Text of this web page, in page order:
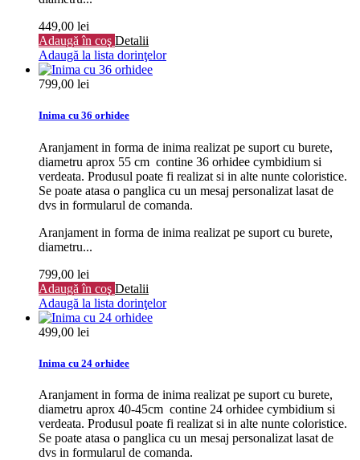
449,00 lei
Adaugă în coş Detalii
Adaugă la lista dorinţelor
799,00 lei
Inima cu 36 orhidee
Aranjament in forma de inima realizat pe suport cu burete,
diametru aprox 55 cm contine 36 orhidee cymbidium si
verdeata. Produsul poate fi realizat si in alte nunte coloristice.
Se poate atasa o panglica cu un mesaj personalizat lasat de
dvs in formularul de comanda.
Aranjament in forma de inima realizat pe suport cu burete,
diametru...
799,00 lei
Adaugă în coş Detalii
Adaugă la lista dorinţelor
499,00 lei
Inima cu 24 orhidee
Aranjament in forma de inima realizat pe suport cu burete,
diametru aprox 40-45cm contine 24 orhidee cymbidium si
verdeata. Produsul poate fi realizat si in alte nunte coloristice.
Se poate atasa o panglica cu un mesaj personalizat lasat de
dvs in formularul de comanda.